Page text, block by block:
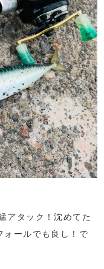
アタック！沈めてた
ォールでも良し！で